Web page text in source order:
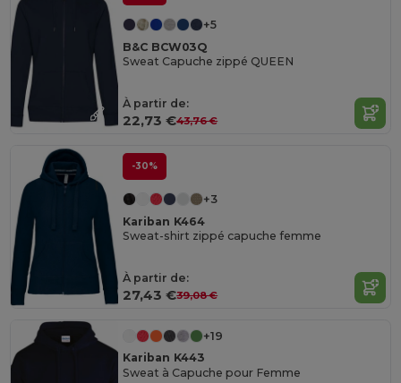
+5
B&C BCW03Q
Sweat Capuche zippé QUEEN
À partir de:
22,73 €43,76 €
-30%
+3
Kariban K464
Sweat-shirt zippé capuche femme
À partir de:
27,43 €39,08 €
+19
Kariban K443
Sweat à Capuche pour Femme